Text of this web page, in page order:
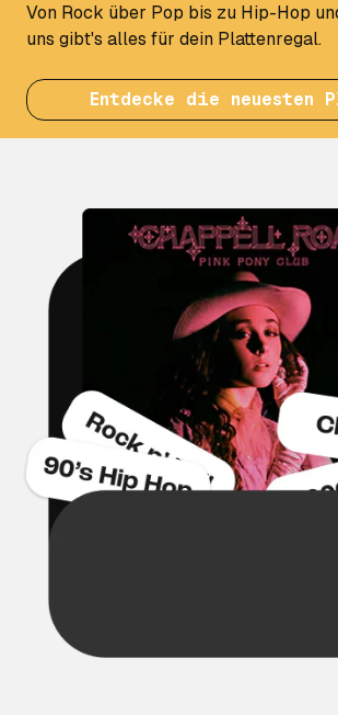
Von Rock über Pop bis zu Hip-Hop
uns gibt's alles für dein Plattenregal.
Entdecke die neuesten